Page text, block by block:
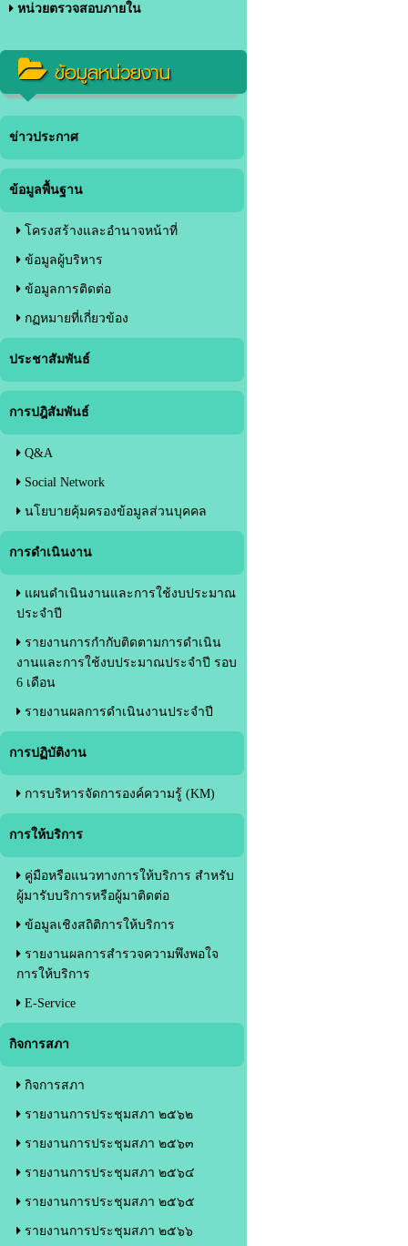
หน่วยตรวจสอบภายใน
ข้อมูลหน่วยงาน
ข่าวประกาศ
ข้อมูลพื้นฐาน
โครงสร้างและอำนาจหน้าที่
ข้อมูลผู้บริหาร
ข้อมูลการติดต่อ
กฏหมายที่เกี่ยวข้อง
ประชาสัมพันธ์
การปฎิสัมพันธ์
Q&A
Social Network
นโยบายคุ้มครองข้อมูลส่วนบุคคล
การดำเนินงาน
แผนดำเนินงานและการใช้งบประมาณ
ประจำปี
รายงานการกำกับติดตามการดำเนิน
งานและการใช้งบประมาณประจำปี รอบ
6 เดือน
รายงานผลการดำเนินงานประจำปี
การปฏิบัติงาน
การบริหารจัดการองค์ความรู้ (KM)
การให้บริการ
คู่มือหรือแนวทางการให้บริการ สำหรับ
ผู้มารับบริการหรือผู้มาติดต่อ
ข้อมูลเชิงสถิติการให้บริการ
รายงานผลการสำรวจความพึงพอใจ
การให้บริการ
E-Service
กิจการสภา
กิจการสภา
รายงานการประชุมสภา ๒๕๖๒
รายงานการประชุมสภา ๒๕๖๓
รายงานการประชุมสภา ๒๕๖๔
รายงานการประชุมสภา ๒๕๖๕
รายงานการประชุมสภา ๒๕๖๖